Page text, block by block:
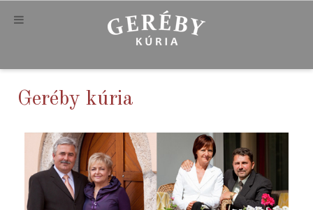
Geréby kúria